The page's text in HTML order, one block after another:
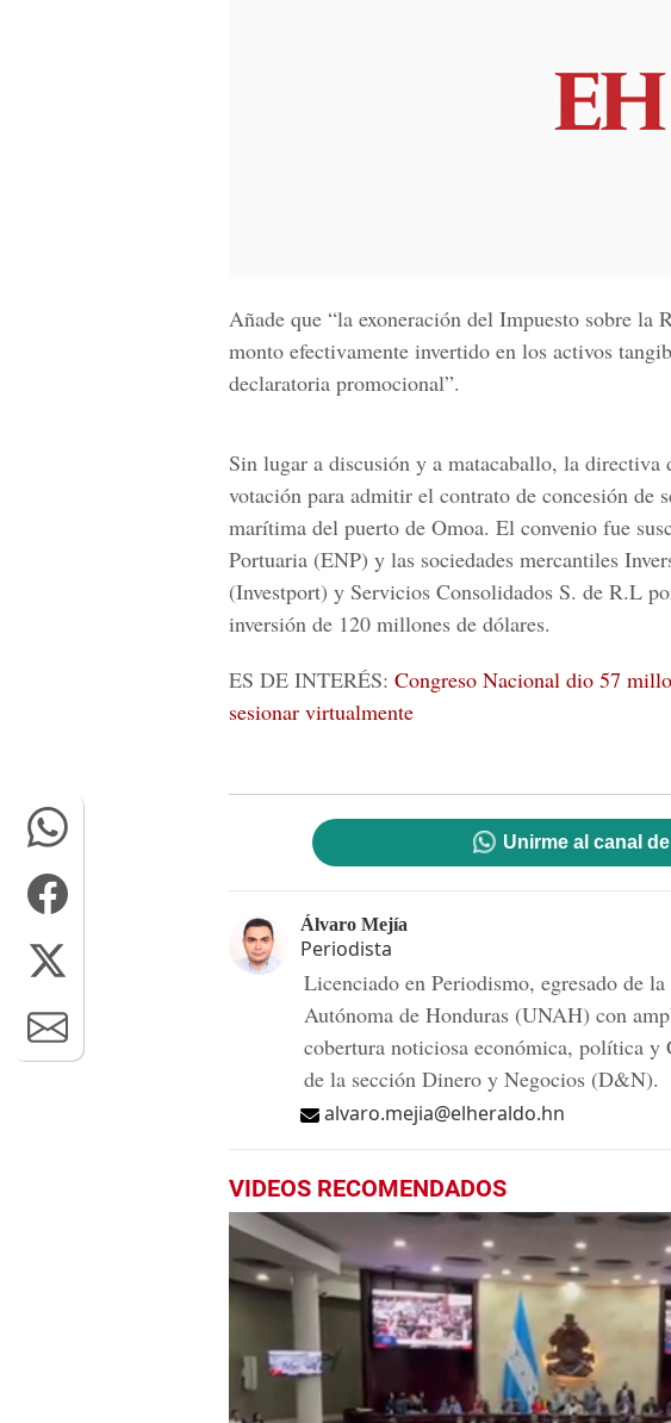
Añade que “la exoneración del Impuesto sobre la
monto efectivamente invertido en los activos
declaratoria promocional”.
Sin lugar a discusión y a matacaballo, la
votación para admitir el contrato de concesión de
marítima del puerto de Omoa. El convenio fue
Portuaria (ENP) y las sociedades mercantiles
(Investport) y Servicios Consolidados S. de R.L
inversión de 120 millones de dólares.
ES DE INTERÉS: Congreso Nacional dio 57
sesionar virtualmente
Unirme al canal
Álvaro Mejía
Periodista
Licenciado en Periodismo, egresado de
Autónoma de Honduras (UNAH) con
cobertura noticiosa económica, política y
de la sección Dinero y Negocios (D&N).
alvaro.mejia@elheraldo.hn
VIDEOS RECOMENDADOS